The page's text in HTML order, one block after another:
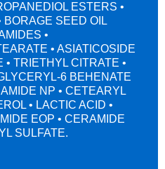
ESTERS •
BORAGE SEED OIL
•
• ASIATICOSIDE
TRIETHYL CITRATE •
6 BEHENATE
NP • CETEARYL
• LACTIC ACID •
EOP • CERAMIDE
SULFATE.